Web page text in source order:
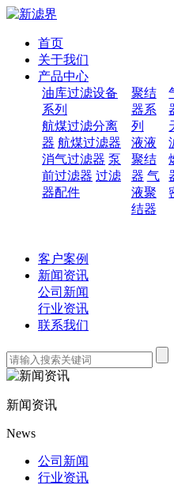
首页
关于我们
产品中心
油库过滤设备
系列
航煤过滤分离
器 航煤过滤器
消气过滤器 泵
前过滤器 过滤
器配件
聚结
器系
列
液液
聚结
器 气
液聚
结器
客户案例
新闻资讯
公司新闻
行业资讯
联系我们
新闻资讯
News
公司新闻
行业资讯